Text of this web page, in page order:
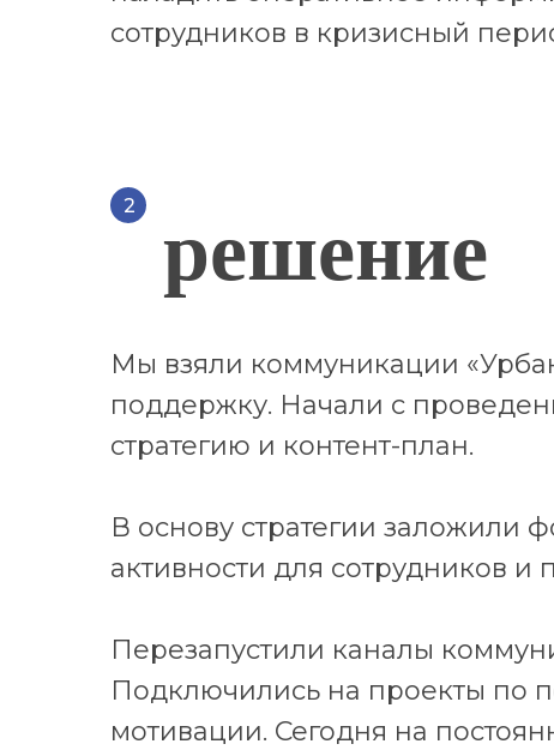
сотрудников в кризисный
2 решение
Мы взяли коммуникации
поддержку. Начали с
стратегию и контент-план.
В основу стратегии
активности для сотрудников
Перезапустили каналы
Подключились на проекты по
мотивации. Сегодня на